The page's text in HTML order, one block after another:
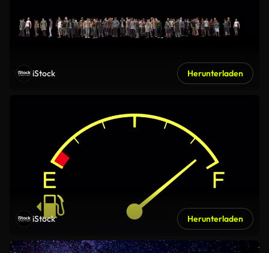
iStock Herunterladen
iStock Herunterladen